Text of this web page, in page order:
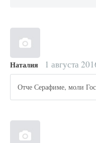
Наталия 1 августа
Отче Серафиме, моли